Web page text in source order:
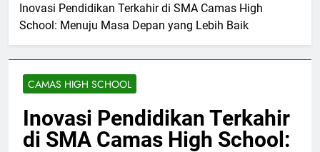
Inovasi Pendidikan Terkahir di SMA Camas High
School: Menuju Masa Depan yang Lebih Baik
CAMAS HIGH SCHOOL
Inovasi Pendidikan Terkahir
di SMA Camas High School: